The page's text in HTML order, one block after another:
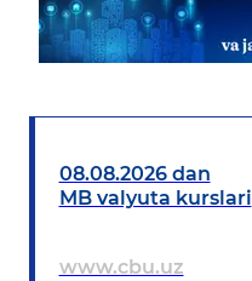
08.08.2026 dan
MB valyuta kurslari
www.cbu.uz